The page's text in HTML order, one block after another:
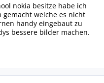
nokia besitze habe ich
welche es nicht
handy eingebaut zu
bessere bilder machen.